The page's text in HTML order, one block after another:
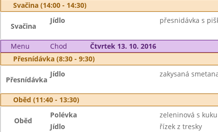
Svačina (14:00 - 14:30)
Svačina
Jídlo přesnidávka s
Menu Chod
Čtvrtek 13. 10. 2016
Přesnídávka (8:30 - 9:30)
Přesnídávka
Jídlo zakysaná
Oběd (11:40 - 13:30)
Oběd
Polévka
zeleninová s
Jídlo
řízek z tresky